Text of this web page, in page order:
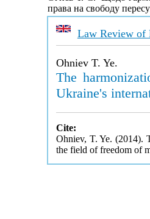
права на свободу
Law Review
Ohniev T. Ye.
The
Ukraine's
Cite:
Ohniev, T. Ye. (2014).
the field of freedom of